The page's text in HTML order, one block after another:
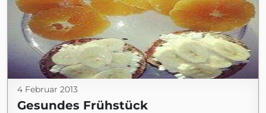
4 Februar 2013
Gesundes Frühstück